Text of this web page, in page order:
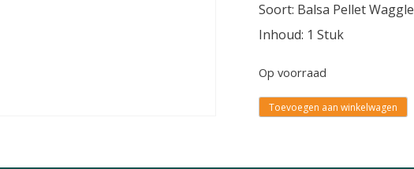
Soort: Balsa Pellet
Inhoud: 1 Stuk
Op voorraad
Toevoegen aan winkelwagen